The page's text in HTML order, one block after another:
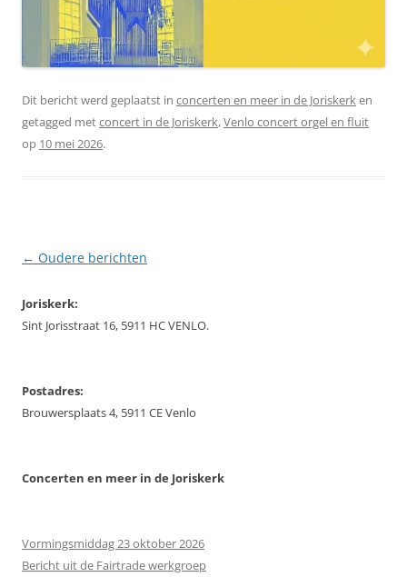
Dit bericht werd geplaatst in concerten en meer in de Joriskerken
getagged metconcert in de Joriskerk,Venlo concert orgel en fluit
op 10 mei 2026.
Berichtnavigatie
← Oudere berichten
Joriskerk:
Sint Jorisstraat 16, 5911 HC VENLO.
Postadres:
Brouwersplaats 4, 5911 CE Venlo
Concerten en meer in de Joriskerk
Vormingsmiddag 23 oktober 2026
Bericht uit de Fairtrade werkgroep